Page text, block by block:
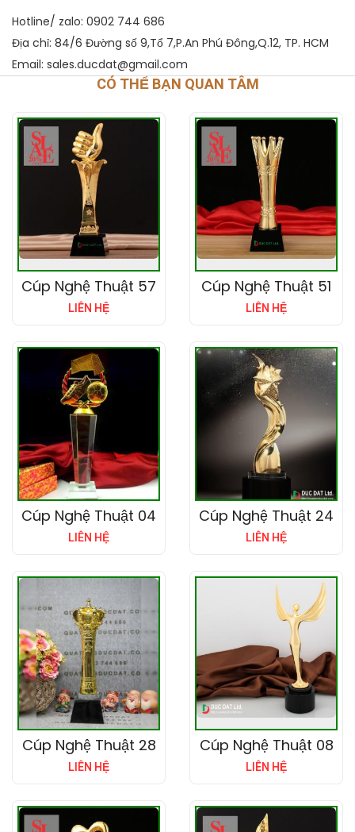
Hotline/ zalo: 0902 744 686
Địa chỉ: 84/6 Đường số 9,Tổ 7,P.An Phú Đông,Q.12, TP. HCM
Email: sales.ducdat@gmail.com
CÓ THỂ BẠN QUAN TÂM
Cúp Nghệ Thuật 57
LIÊN HỆ
Cúp Nghệ Thuật 51
LIÊN HỆ
Cúp Nghệ Thuật 04
LIÊN HỆ
Cúp Nghệ Thuật 24
LIÊN HỆ
Cúp Nghệ Thuật 28
LIÊN HỆ
Cúp Nghệ Thuật 08
LIÊN HỆ